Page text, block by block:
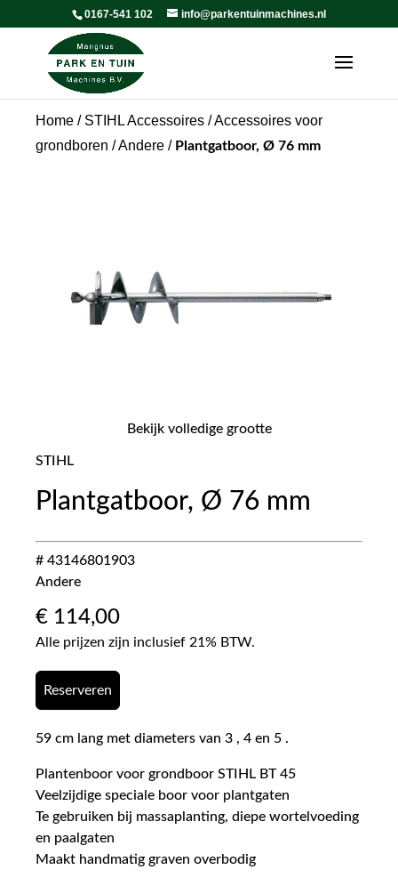
0167-541 102 info@parkentuinmachines.nl
Home / STIHL Accessoires /Accessoires voor
grondboren /Andere / Plantgatboor, Ø 76 mm
Bekijk volledige grootte
STIHL
Plantgatboor, Ø 76 mm
# 43146801903
Andere
€ 114,00
Alle prijzen zijn inclusief 21% BTW.
Reserveren
59 cm lang met diameters van 3 , 4 en 5 .
Plantenboor voor grondboor STIHL BT 45
Veelzijdige speciale boor voor plantgaten
Te gebruiken bij massaplanting, diepe wortelvoeding
en paalgaten
Maakt handmatig graven overbodig